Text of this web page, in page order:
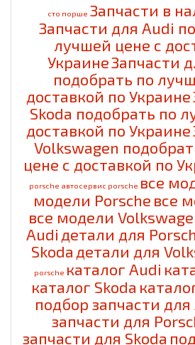
cто порше Запчасти в
Запчасти для Audi
лучшей цене с
УкраинеЗапчасти
подобрать по
доставкой по Украине
Skoda подобрать по
доставкой по Украине
Volkswagen
цене с доставкой по
porsche автосервис porsche все
модели Porsche все
все модели
Audiдетали для
Skodaдетали для
porsche каталог Audi
каталог Skoda
подбор запчасти для
запчасти для
запчасти для Skoda